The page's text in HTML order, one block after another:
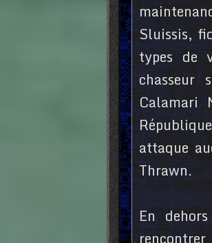
Sluissis,
types de
chasseur
Calamari
attaque
Thrawn.
En